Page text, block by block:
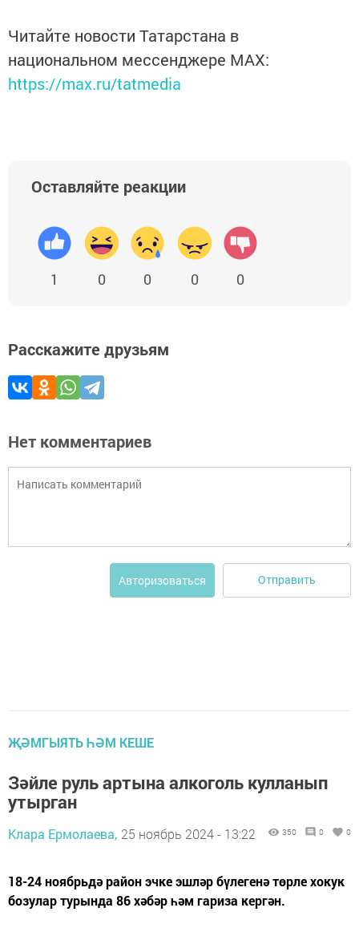
Читайте новости Татарстана в
национальном мессенджере MАХ:
https://max.ru/tatmedia
Оставляйте реакции
1 0 0 0 0
Расскажите друзьям
Нет комментариев
Авторизоваться Отправить
ҖӘМГЫЯТЬ ҺӘМ КЕШЕ
Зәйле руль артына алкоголь кулланып
утырган
Клара Ермолаева, 25 ноябрь 2024 - 13:22 350 0 0
18-24 ноябрьдә район эчке эшләр бүлегенә төрле хокук
бозулар турында 86 хәбәр һәм гариза кергән.